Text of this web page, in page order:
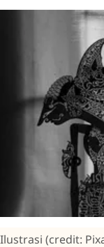
Ilustrasi (credit: